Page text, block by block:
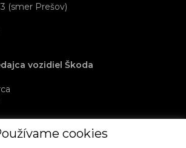
(smer Prešov)
vozidiel Škoda
vozidiel
cookies